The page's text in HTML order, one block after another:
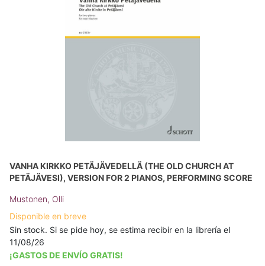
VANHA KIRKKO PETÄJÄVEDELLÄ (THE OLD CHURCH AT
PETÄJÄVESI), VERSION FOR 2 PIANOS, PERFORMING SCORE
Mustonen, Olli
Disponible en breve
Sin stock. Si se pide hoy, se estima recibir en la librería el
11/08/26
¡GASTOS DE ENVÍO GRATIS!